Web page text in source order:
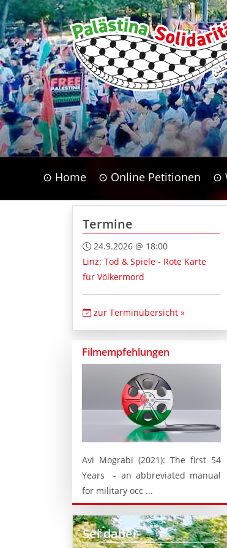
⊙ Home ⊙ Online Petitionen ⊙
Termine
24.9.2026 @ 18:00
Linz: Tod & Spiele - Rote Karte
für Völkermord
zur Terminübersicht »
Filmempfehlungen
Avi Mograbi (2021): The first 54
Years - an abbreviated manual
for military occ ...
Sei dabei